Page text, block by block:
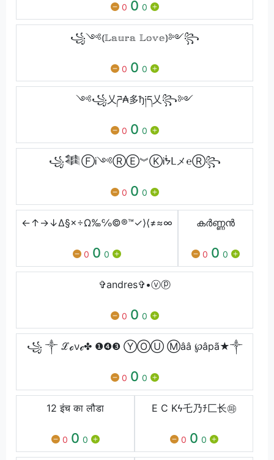
0 0 0
꧁༺⦅𝕃𝕒𝕦𝕣𝕒 𝕃𝕠𝕧𝕖⦆༻꧂
0 0 0
༺꧁乂ཌ₳多ђ༏ད乂꧂༻
0 0 0
꧁𒈞ⒻᎥ༺ⓇⒺ︾ⓀᎥᖭᒪメ℮Ⓡ꧂
0 0 0
←↑→↓∆§×÷Ω‰℅©®™✓⟩⟨≠≈∞
0 0 0
കർണ്ണൻ
0 0 0
✞andres✞•ⓥⓟ
0 0 0
꧁⁣ ༒ ℒℴνℯ✤ ❶❹❸ ⓎⓄⓊ Ⓜââ ℘âpã★༒
0 0 0
12 इंच का लौडा
0 0 0
E C Kㅤϟㅤ乇乃ﾁ匚⻓㉺
0 0 0